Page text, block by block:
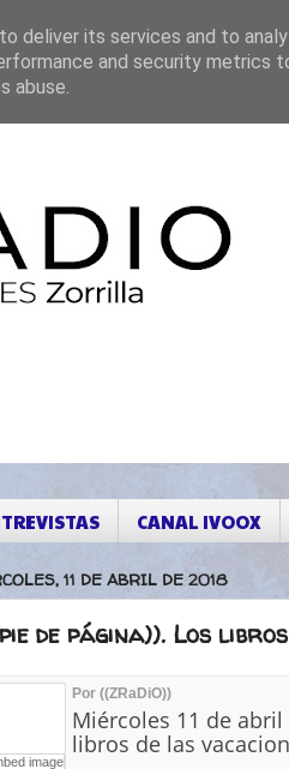
CANAL IVOOX
11 DE ABRIL DE 2018
de página)). Los
deliver its services and to
and security metrics
abuse.